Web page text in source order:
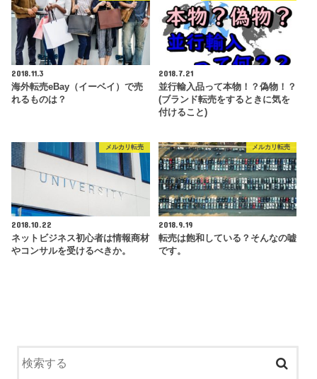
2018.11.3
海外転売eBay（イーベイ）で売
れるものは？
2018.7.21
並行輸入品って本物！？偽物！？
(ブランド転売をするときに気を
付けること)
メルカリ転売
2018.10.22
ネットビジネス初心者は情報商材
やコンサルを受けるべきか。
メルカリ転売
2018.9.19
転売は飽和している？そんなの嘘
です。